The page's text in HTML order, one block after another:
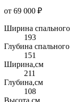
от 69 000 ₽
Ширина
193
Глубина
151
Ширина,см
211
Глубина,см
108
Высота,см